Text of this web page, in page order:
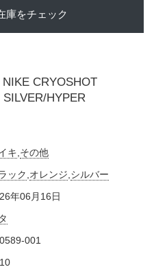
庫をチェック
CRYOSHOT
HYPER
キ その他
ック オレンジ シルバー
年06月16日
001